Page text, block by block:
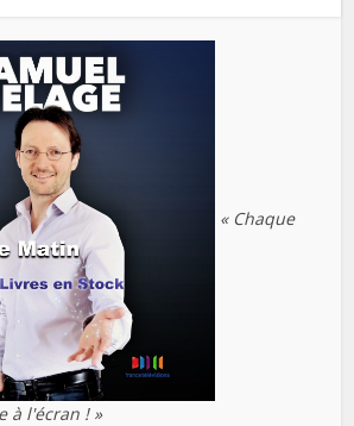
« Chaque
à l'écran ! »